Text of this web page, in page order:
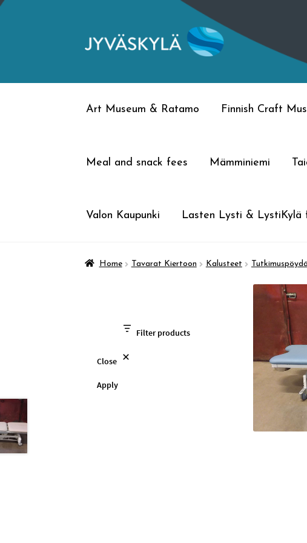
Skip
Skip
Art Museum & Ratamo Finnish Craft
Meal and snack fees Mämminiemi
Valon Kaupunki Lasten Lysti & LystiKylä
Home Tavarat Kiertoon Kalusteet
Filter products
Close
Apply